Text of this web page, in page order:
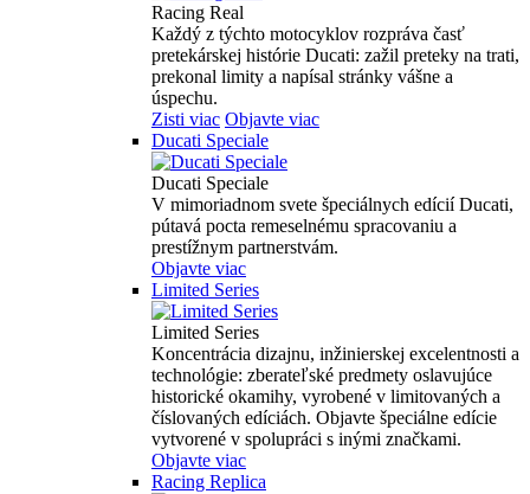
Racing Real
Každý z týchto motocyklov rozpráva časť
pretekárskej histórie Ducati: zažil preteky na trati,
prekonal limity a napísal stránky vášne a
úspechu.
Zisti viac Objavte viac
Ducati Speciale
Ducati Speciale
V mimoriadnom svete špeciálnych edícií Ducati,
pútavá pocta remeselnému spracovaniu a
prestížnym partnerstvám.
Objavte viac
Limited Series
Limited Series
Koncentrácia dizajnu, inžinierskej excelentnosti a
technológie: zberateľské predmety oslavujúce
historické okamihy, vyrobené v limitovaných a
číslovaných edíciách. Objavte špeciálne edície
vytvorené v spolupráci s inými značkami.
Objavte viac
Racing Replica